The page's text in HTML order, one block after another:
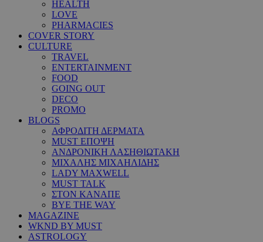
HEALTH
LOVE
PHARMACIES
COVER STORY
CULTURE
TRAVEL
ENTERTAINMENT
FOOD
GOING OUT
DECO
PROMO
BLOGS
ΑΦΡΟΔΙΤΗ ΔΕΡΜΑΤΑ
MUST ΕΠΟΨΗ
ΑΝΔΡΟΝΙΚΗ ΛΑΣΗΘΙΩΤΑΚΗ
ΜΙΧΑΛΗΣ ΜΙΧΑΗΛΙΔΗΣ
LADY MAXWELL
MUST TALK
ΣΤΟΝ ΚΑΝΑΠΕ
BYE THE WAY
MAGAZINE
WKND BY MUST
ASTROLOGY